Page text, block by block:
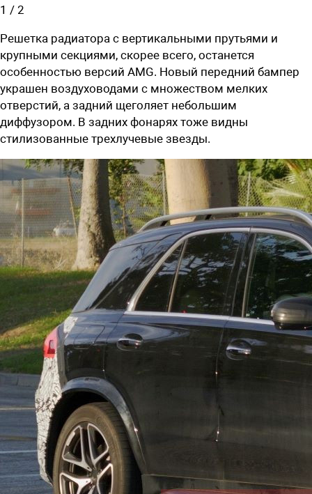
1 / 2
Решетка радиатора с вертикальными прутьями и
крупными секциями, скорее всего, останется
особенностью версий AMG. Новый передний бампер
украшен воздуховодами с множеством мелких
отверстий, а задний щеголяет небольшим
диффузором. В задних фонарях тоже видны
стилизованные трехлучевые звезды.